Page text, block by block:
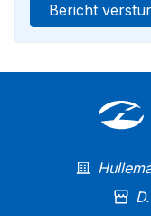
Bericht